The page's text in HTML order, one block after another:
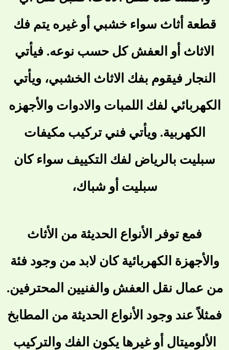
قطعة أثاث سواء خشبي أو غيره يتم فك
الاثاث أو العفش كل حسب نوعه. فيأتي
النجار فيقوم بفك الاثاث الخشبي، ويأتي
الكهربائي لفك اللمبات والادوات والأجهزه
الكهربية. ويأتيفني تركيب مكيفات
سبليت بالرياض لفك التكييف سواء كان
سبليت أو شباك،
فمع توفر الأنواع الحديثة من الأثاث
والأجهزة الكهربائية كان لابد من وجود فئة
من عمال نقل العفش والفنيين المحترفين.
فمثلاً عند وجود الأنواع الحديثة من المطابخ
الألوميتال أو غيرها يكون الفك والتركيب